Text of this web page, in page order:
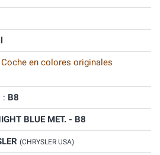
en colores originales
: B8
BLUE MET. - B8
(CHRYSLER USA)